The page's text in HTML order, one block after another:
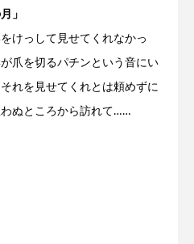
」
けっして見せてくれなかっ
爪を切るパチンという音にい
れを見せてくれとは頼めずに
ぬところから訪れて……